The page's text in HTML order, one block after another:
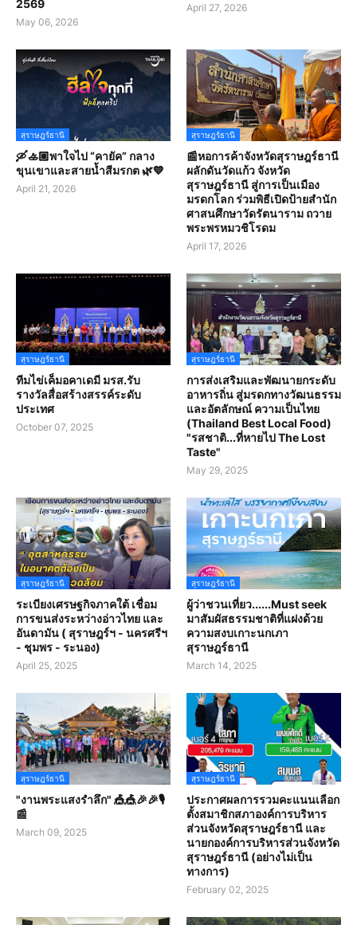
2569
May 06, 2026
April 27, 2026
สุราษฎร์ธานี
🛶🚣🏼พาใจไป “คายัค” กลาง
ขุนเขาและสายน้ำสีมรกต 🌿💙
April 21, 2026
สุราษฎร์ธานี
📰หอการค้าจังหวัดสุราษฎร์ธานี
ผลักดันวัดแก้ว จังหวัด
สุราษฎร์ธานี สู่การเป็นเมือง
มรดกโลก ร่วมพิธีเปิดป้ายสำนัก
ศาสนศึกษาวัดรัตนาราม ถวาย
พระพรหมวชิโรดม
April 17, 2026
สุราษฎร์ธานี
ทีมไข่เค็มอคาเดมี มรส.รับ
รางวัลสื่อสร้างสรรค์ระดับ
ประเทศ
October 07, 2025
สุราษฎร์ธานี
การส่งเสริมและพัฒนายกระดับ
อาหารถิ่น สู่มรดกทางวัฒนธรรม
และอัตลักษณ์ ความเป็นไทย
(Thailand Best Local Food)
"รสชาติ...ที่หายไป​ The Lost
Taste"
May 29, 2025
สุราษฎร์ธานี
ระเบียงเศรษฐกิจภาคใต้ เชื่อม
การขนส่งระหว่างอ่าวไทย และ
อันดามัน ( สุราษฎร์ฯ - นครศรีฯ
- ชุมพร - ระนอง)
April 25, 2025
สุราษฎร์ธานี
ผู้ว่าชวนเที่ยว......Must seek
มาสัมผัสธรรมชาติที่แฝงด้วย
ความสงบเกาะนกเภา
สุราษฎร์ธานี
March 14, 2025
สุราษฎร์ธานี
"งานพระแสงรำลึก" 🎪🎪🎉🎉🎙️
📰
March 09, 2025
สุราษฎร์ธานี
ประกาศผลการรวมคะแนนเลือก
ตั้งสมาชิกสภาองค์การบริหาร
ส่วนจังหวัดสุราษฎร์ธานี และ
นายกองค์การบริหารส่วนจังหวัด
สุราษฎร์ธานี (อย่างไม่เป็น
ทางการ)
February 02, 2025